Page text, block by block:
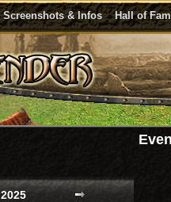
Screenshots & Infos Hall of
2025